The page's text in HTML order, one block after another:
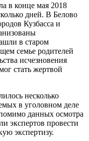
в конце мая 2018
дней. В Белово
Кузбасса и
в старом
семье родителей
исчезновения
стать жертвой
несколько
в уголовном деле
данных осмотра
экспертов провести
экспертизу.